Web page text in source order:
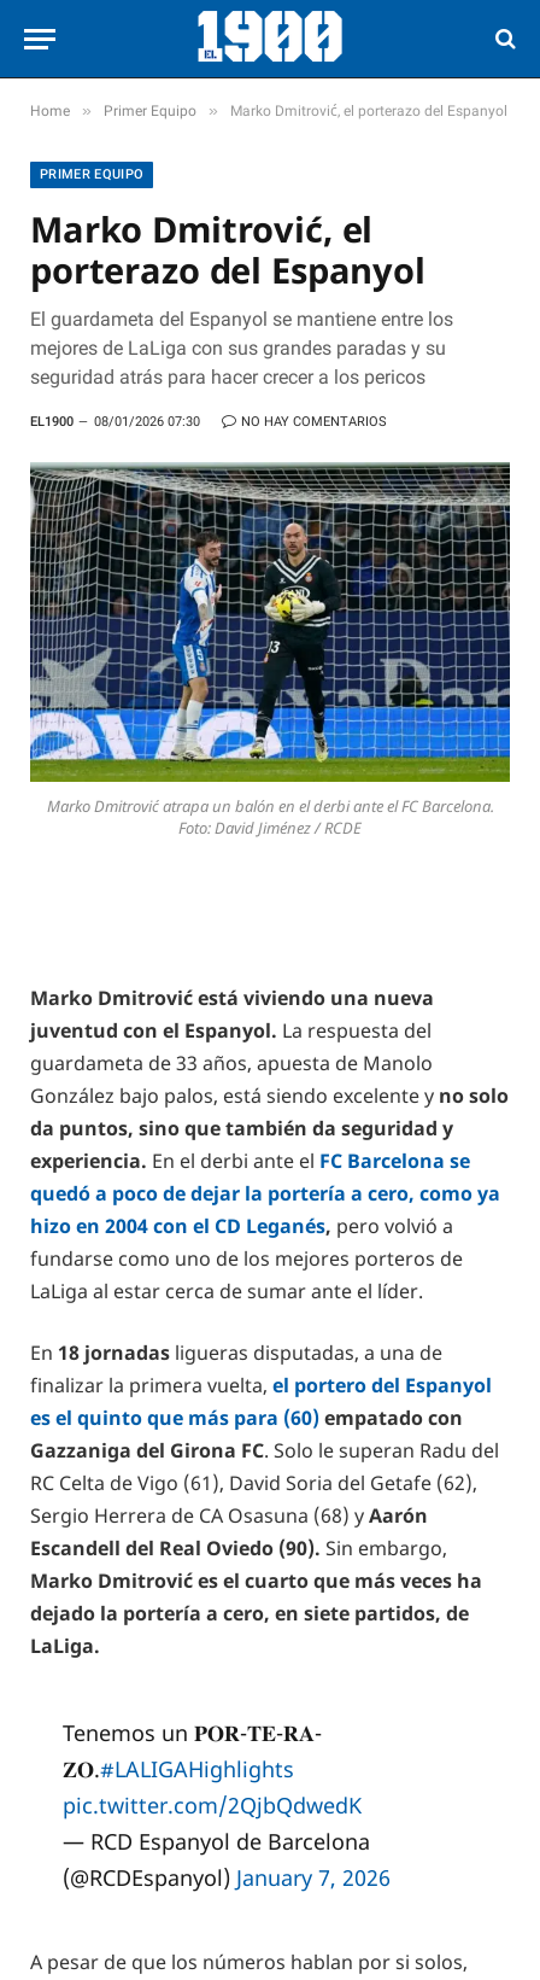
Home » Primer Equipo » Marko Dmitrović, el porterazo del Espanyol
PRIMER EQUIPO
Marko Dmitrović, el
porterazo del Espanyol
El guardameta del Espanyol se mantiene entre los
mejores de LaLiga con sus grandes paradas y su
seguridad atrás para hacer crecer a los pericos
EL1900 08/01/2026 07:30 NO HAY COMENTARIOS
Marko Dmitrović atrapa un balón en el derbi ante el FC Barcelona.
Foto: David Jiménez / RCDE
Marko Dmitrović está viviendo una nueva
juventud con el Espanyol. La respuesta del
guardameta de 33 años, apuesta de Manolo
González bajo palos, está siendo excelente y no solo
da puntos, sino que también da seguridad y
experiencia. En el derbi ante el FC Barcelona se
quedó a poco de dejar la portería a cero, como ya
hizo en 2004 con el CD Leganés, pero volvió a
fundarse como uno de los mejores porteros de
LaLiga al estar cerca de sumar ante el líder.
En 18 jornadas ligueras disputadas, a una de
finalizar la primera vuelta, el portero del Espanyol
es el quinto que más para (60)empatado con
Gazzaniga del Girona FC. Solo le superan Radu del
RC Celta de Vigo (61), David Soria del Getafe (62),
Sergio Herrera de CA Osasuna (68) yAarón
Escandell del Real Oviedo (90). Sin embargo,
Marko Dmitrović es el cuarto que más veces ha
dejado la portería a cero, en siete partidos, de
LaLiga.
Tenemos un 𝐏𝐎𝐑-𝐓𝐄-𝐑𝐀-
𝐙𝐎.#LALIGAHighlights
pic.twitter.com/2QjbQdwedK
— RCD Espanyol de Barcelona
(@RCDEspanyol) January 7, 2026
A pesar de que los números hablan por si solos,